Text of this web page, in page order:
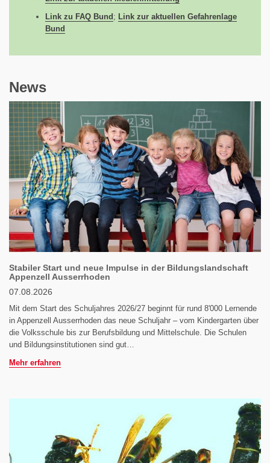
Link zu FAQ Bund; Link zur aktuellen Gefahrenlage
Bund
News
Stabiler Start und neue Impulse in der Bildungslandschaft
Appenzell Ausserrhoden
07.08.2026
Mit dem Start des Schuljahres 2026/27 beginnt für rund 8'000 Lernende
in Appenzell Ausserrhoden das neue Schuljahr – vom Kindergarten über
die Volksschule bis zur Berufsbildung und Mittelschule. Die Schulen
und Bildungsinstitutionen sind gut…
Mehr erfahren